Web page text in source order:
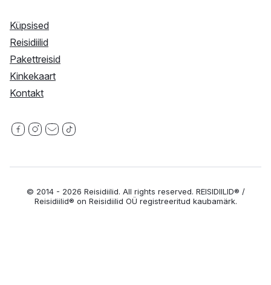
Küpsised
Reisidiilid
Pakettreisid
Kinkekaart
Kontakt
© 2014 - 2026 Reisidiilid. All rights reserved. REISIDIILID® /
Reisidiilid® on Reisidiilid OÜ registreeritud kaubamärk.